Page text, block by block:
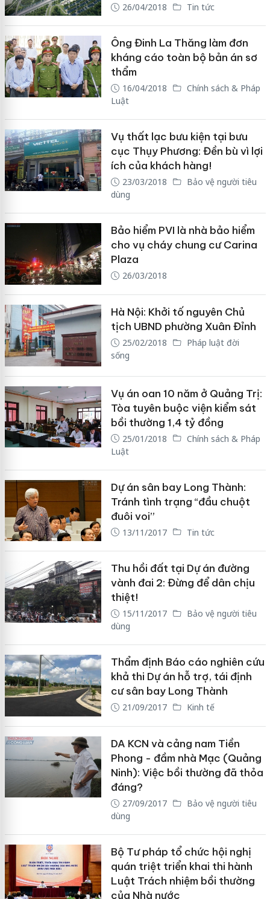
26/04/2018 Tin tức
Ông Đinh La Thăng làm đơn
kháng cáo toàn bộ bản án sơ
thẩm
16/04/2018
Chính sách & Pháp
Luật
Vụ thất lạc bưu kiện tại bưu
cục Thụy Phương: Đền bù vì lợi
ích của khách hàng!
23/03/2018
Bảo vệ người tiêu
dùng
Bảo hiểm PVI là nhà bảo hiểm
cho vụ cháy chung cư Carina
Plaza
26/03/2018
Hà Nội: Khởi tố nguyên Chủ
tịch UBND phường Xuân Đỉnh
25/02/2018
Pháp luật đời
sống
Vụ án oan 10 năm ở Quảng Trị:
Tòa tuyên buộc viện kiểm sát
bồi thường 1,4 tỷ đồng
25/01/2018
Chính sách & Pháp
Luật
Dự án sân bay Long Thành:
Tránh tình trạng “đầu chuột
đuôi voi”
13/11/2017 Tin tức
Thu hồi đất tại Dự án đường
vành đai 2: Đừng để dân chịu
thiệt!
15/11/2017
Bảo vệ người tiêu
dùng
Thẩm định Báo cáo nghiên cứu
khả thi Dự án hỗ trợ, tái định
cư sân bay Long Thành
21/09/2017 Kinh tế
DA KCN và cảng nam Tiền
Phong - đầm nhà Mạc (Quảng
Ninh): Việc bồi thường đã thỏa
đáng?
27/09/2017
Bảo vệ người tiêu
dùng
Bộ Tư pháp tổ chức hội nghị
quán triệt triển khai thi hành
Luật Trách nhiệm bồi thường
của Nhà nước